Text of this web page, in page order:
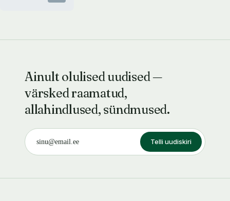
Ainult olulised uudised —
värsked raamatud,
allahindlused, sündmused.
Telli uudiskiri